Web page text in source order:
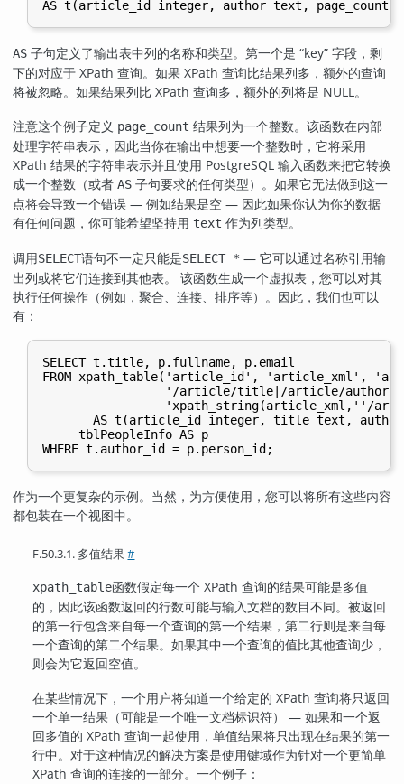
AS 子句定义了输出表中列的名称和类型。第一个是 “key” 字段，剩
下的对应于 XPath 查询。如果 XPath 查询比结果列多，额外的查询
将被忽略。如果结果列比 XPath 查询多，额外的列将是 NULL。
注意这个例子定义 page_count 结果列为一个整数。该函数在内部
处理字符串表示，因此当你在输出中想要一个整数时，它将采用
XPath 结果的字符串表示并且使用 PostgreSQL 输入函数来把它转换
成一个整数（或者 AS 子句要求的任何类型）。如果它无法做到这一
点将会导致一个错误 — 例如结果是空 — 因此如果你认为你的数据
有任何问题，你可能希望坚持用 text 作为列类型。
调用SELECT语句不一定只能是SELECT * — 它可以通过名称引用输
出列或将它们连接到其他表。 该函数生成一个虚拟表，您可以对其
执行任何操作（例如，聚合、连接、排序等）。因此，我们也可以
有：
SELECT t.title, p.fullname, p.email
FROM xpath_table('article_id', 'article_xml',
'/article/title|/article/author/
'xpath_string(article_xml,''/
AS t(article_id integer, title text,
     tblPeopleInfo AS p
作为一个更复杂的示例。当然，为方便使用，您可以将所有这些内容
都包装在一个视图中。
F.50.3.1. 多值结果#
xpath_table函数假定每一个 XPath 查询的结果可能是多值
的，因此该函数返回的行数可能与输入文档的数目不同。被返回
的第一行包含来自每一个查询的第一个结果，第二行则是来自每
一个查询的第二个结果。如果其中一个查询的值比其他查询少，
则会为它返回空值。
在某些情况下，一个用户将知道一个给定的 XPath 查询将只返回
一个单一结果（可能是一个唯一文档标识符） — 如果和一个返
回多值的 XPath 查询一起使用，单值结果将只出现在结果的第一
行中。对于这种情况的解决方案是使用键域作为针对一个更简单
XPath 查询的连接的一部分。一个例子：